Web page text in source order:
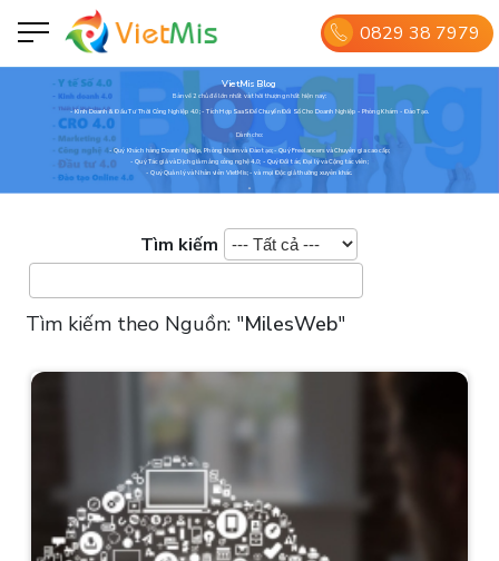
0829 38 7979
VietMis Blog
Bàn về 2 chủ đề lớn nhất và thời thượng nhất hiện nay:
- Kinh Doanh & Đầu Tư Thời Công Nghiệp 4.0; - Tích Hợp SaaS Để Chuyển Đổi Số Cho Doanh Nghiệp - Phòng Khám - Đào Tạo.
Dành cho:
- Quý Khách hàng Doanh nghiệp, Phòng khám và Đào tạo; - Quý Freelancers và Chuyên gia cao cấp;
- Quý Tác giả và Dịch giả mảng công nghệ 4.0; - Quý Đối tác, Đại lý và Cộng tác viên;
- Quý Quản lý và Nhân viên VietMis; - và mọi Độc giả thường xuyên khác.
Tìm kiếm
Tìm kiếm theo Nguồn: "MilesWeb"